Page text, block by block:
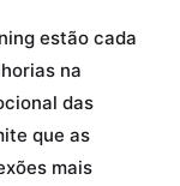
estão cada
na
das
que as
mais